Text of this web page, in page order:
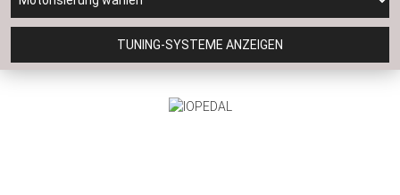
TUNING-SYSTEME ANZEIGEN